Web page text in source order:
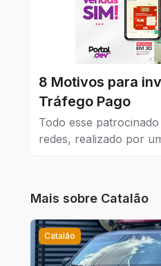
8 Motivos para
Tráfego Pago
Todo esse
redes, realizado por
também no marketing.
Mais sobre Catalão
Catalão